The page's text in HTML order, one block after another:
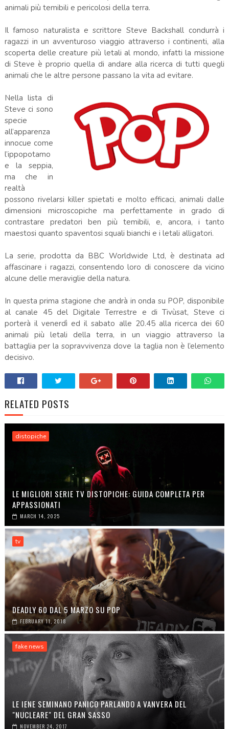
animali più temibili e pericolosi della terra.
Il famoso naturalista e scrittore Steve Backshall condurrà i
ragazzi in un avventuroso viaggio attraverso i continenti, alla
scoperta delle creature più letali al mondo, infatti la missione
di Steve è proprio quella di andare alla ricerca di tutti quegli
animali che le altre persone passano la vita ad evitare.
Nella lista di
Steve ci sono
specie
all’apparenza
innocue come
l’ippopotamo
e la seppia,
ma che in
realtà
possono rivelarsi killer spietati e molto efficaci, animali dalle
dimensioni microscopiche ma perfettamente in grado di
contrastare predatori ben più temibili, e, ancora, i tanto
maestosi quanto spaventosi squali bianchi e i letali alligatori.
La serie, prodotta da BBC Worldwide Ltd, è destinata ad
affascinare i ragazzi, consentendo loro di conoscere da vicino
alcune delle meraviglie della natura.
In questa prima stagione che andrà in onda su POP, disponibile
al canale 45 del Digitale Terrestre e di Tivùsat, Steve ci
porterà il venerdì ed il sabato alle 20.45 alla ricerca dei 60
animali più letali della terra, in un viaggio attraverso la
battaglia per la sopravvivenza dove la taglia non è l’elemento
decisivo.
RELATED POSTS
distopiche
LE MIGLIORI SERIE TV DISTOPICHE: GUIDA COMPLETA PER
APPASSIONATI
MARCH 14, 2025
tv
DEADLY 60 DAL 5 MARZO SU POP
FEBRUARY 11, 2018
fake news
LE IENE SEMINANO PANICO PARLANDO A VANVERA DEL
"NUCLEARE" DEL GRAN SASSO
NOVEMBER 24, 2017